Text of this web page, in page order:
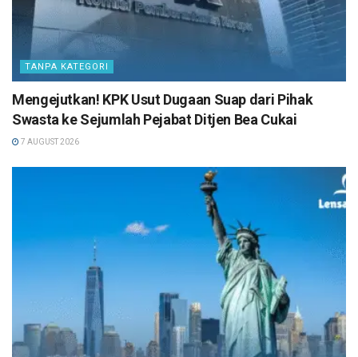
TANPA KATEGORI
Mengejutkan! KPK Usut Dugaan Suap dari Pihak
Swasta ke Sejumlah Pejabat Ditjen Bea Cukai
7 AUGUST 2026